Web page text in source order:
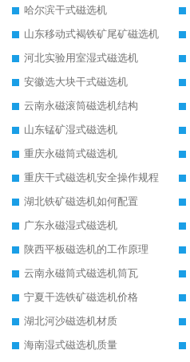
哈尔滨干式磁选机
山东移动式褐铁矿尾矿磁选机
河北实验用室湿式磁选机
安徽选大块干式磁选机
云南永磁滚筒磁选机结构
山东锰矿湿式磁选机
重庆永磁筒式磁选机
重庆干式磁选机安全操作规程
湖北铁矿磁选机如何配置
广东永磁湿式磁选机
陕西平板磁选机的工作原理
云南永磁筒式磁选机筒瓦
宁夏干选铁矿磁选机价格
湖北河沙磁选机材质
海南湿式磁选机质量